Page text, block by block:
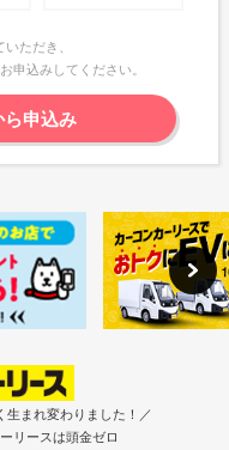
ただき、
申込みしてください。
申込み
まれ変わりました！／
リースは頭金ゼロ